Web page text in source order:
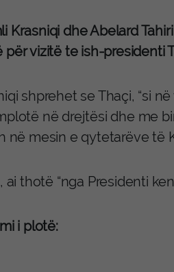
Krasniqi dhe Abelard
për vizitë te ish-presidenti
shprehet se Thaçi, “si
në drejtësi dhe me
në mesin e qytetarëve të
ai thotë “nga Presidenti
i plotë: